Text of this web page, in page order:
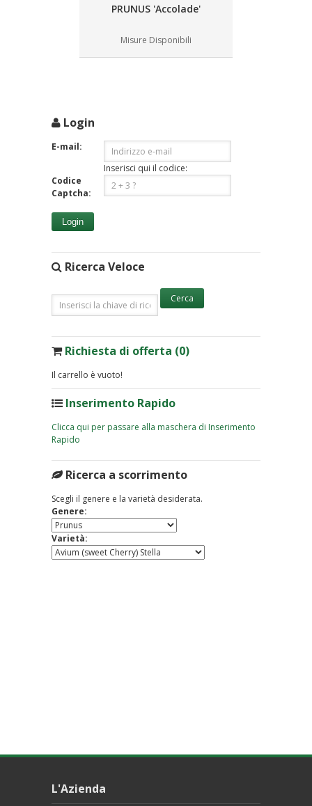
PRUNUS 'Accolade'
Misure Disponibili
Login
E-mail:
Codice
Captcha:
Inserisci qui il codice:
Login
Ricerca Veloce
Richiesta di offerta (0)
Il carrello è vuoto!
Inserimento Rapido
Clicca qui per passare alla maschera di Inserimento
Rapido
Ricerca a scorrimento
Scegli il genere e la varietà desiderata.
Genere:
Varietà:
L'Azienda